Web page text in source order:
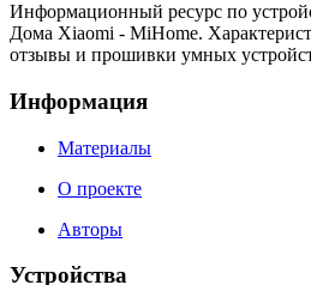
Информационный ресурс по
Дома Xiaomi - MiHome.
отзывы и прошивки умных
Информация
Материалы
О проекте
Авторы
Устройства